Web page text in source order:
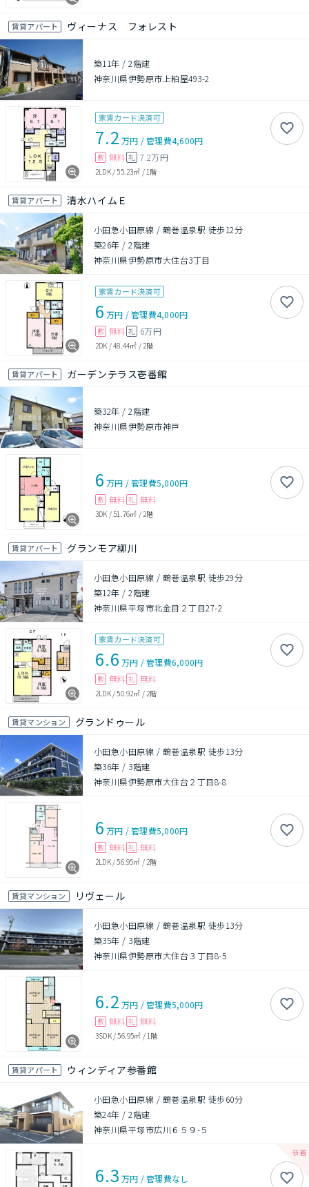
賃貸アパート ヴィーナス フォレスト
築11年 /2階建
神奈川県伊勢原市上粕屋493-2
家賃カード決済可
7.2 万円 /管理費4,600円
敷 無料 礼 7.2万円
2LDK/55.23㎡ /1階
賃貸アパート 清水ハイムＥ
小田急小田原線 / 鶴巻温泉駅 徒歩12分
築26年 /2階建
神奈川県伊勢原市大住台3丁目
家賃カード決済可
6 万円 /管理費4,000円
敷 無料 礼 6万円
2DK /48.44㎡ /2階
賃貸アパート ガーデンテラス壱番館
築32年 /2階建
神奈川県伊勢原市神戸
6 万円 /管理費5,000円
敷 無料 礼 無料
3DK /51.76㎡ / 2階
賃貸アパート グランモア柳川
小田急小田原線 / 鶴巻温泉駅 徒歩29分
築12年 /2階建
神奈川県平塚市北金目２丁目27-2
家賃カード決済可
6.6 万円 /管理費6,000円
敷 無料 礼 無料
2LDK/50.92㎡ /2階
賃貸マンション グランドゥール
小田急小田原線 / 鶴巻温泉駅 徒歩13分
築36年 / 3階建
神奈川県伊勢原市大住台２丁目8-8
6 万円 /管理費5,000円
敷 無料 礼 無料
2LDK/56.95㎡ / 2階
賃貸マンション リヴェール
小田急小田原線 / 鶴巻温泉駅 徒歩13分
築35年 / 3階建
神奈川県伊勢原市大住台３丁目8-5
6.2 万円 /管理費5,000円
敷 無料 礼 無料
3SDK/56.95㎡ / 1階
賃貸アパート ウィンディア参番館
小田急小田原線 / 鶴巻温泉駅 徒歩60分
築24年 /2階建
神奈川県平塚市広川６５９-５
6.3 万円 /管理費なし